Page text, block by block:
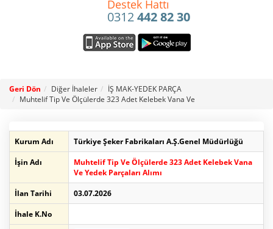
Destek Hattı
0312442 82 30
Geri Dön Diğer İhaleler
İŞ MAK-YEDEK PARÇA
Muhtelif Tip Ve Ölçülerde 323 Adet Kelebek Vana Ve
Kurum Adı
Türkiye Şeker Fabrikaları A.Ş.Genel Müdürlüğü
İşin Adı
Muhtelif Tip Ve Ölçülerde 323 Adet Kelebek Vana
Ve Yedek Parçaları Alımı
İlan Tarihi
03.07.2026
İhale K.No